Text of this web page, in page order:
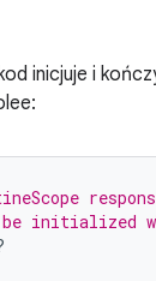
inicjuje i
initialized